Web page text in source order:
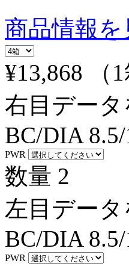
商品情報を
¥13,868
（
右目データ
BC/DIA
PWR
数量 2
左目データ
BC/DIA
PWR